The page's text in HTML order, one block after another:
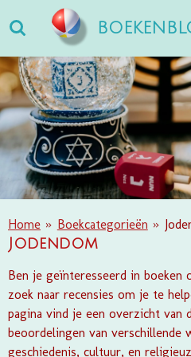
direct
naar
de
hoofdinhoud
Home » Boekcategorieën »
Jodendom
Ben je geïnteresseerd in boeken
zoek naar recensies om je te
pagina vind je een overzicht van
beoordelingen van verschillende
geschiedenis, cultuur, en